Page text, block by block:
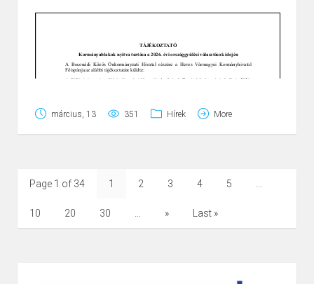
március, 13 351 Hírek More
Page 1 of 34 1 2 3 4 5
10 20 30 » Last »